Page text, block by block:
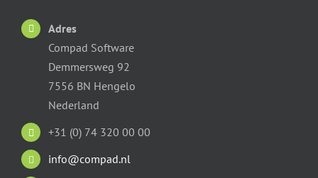
Adres
Compad Software
Demmersweg 92
7556 BN Hengelo
Nederland
+31 (0) 74 320 00 00
info@compad.nl